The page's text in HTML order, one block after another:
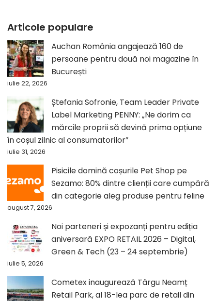
Articole populare
Auchan România angajează 160 de
persoane pentru două noi magazine în
București
iulie 22, 2026
Ștefania Sofronie, Team Leader Private
Label Marketing PENNY: „Ne dorim ca
mărcile proprii să devină prima opțiune
în coșul zilnic al consumatorilor”
iulie 31, 2026
Pisicile domină coșurile Pet Shop pe
Sezamo: 80% dintre clienții care cumpără
din categorie aleg produse pentru feline
august 7, 2026
Noi parteneri și expozanți pentru ediția
aniversară EXPO RETAIL 2026 – Digital,
Green & Tech (23 – 24 septembrie)
iulie 5, 2026
Cometex inaugurează Târgu Neamț
Retail Park, al 18-lea parc de retail din